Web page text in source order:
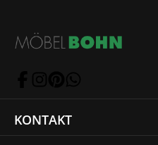
KONTAKT